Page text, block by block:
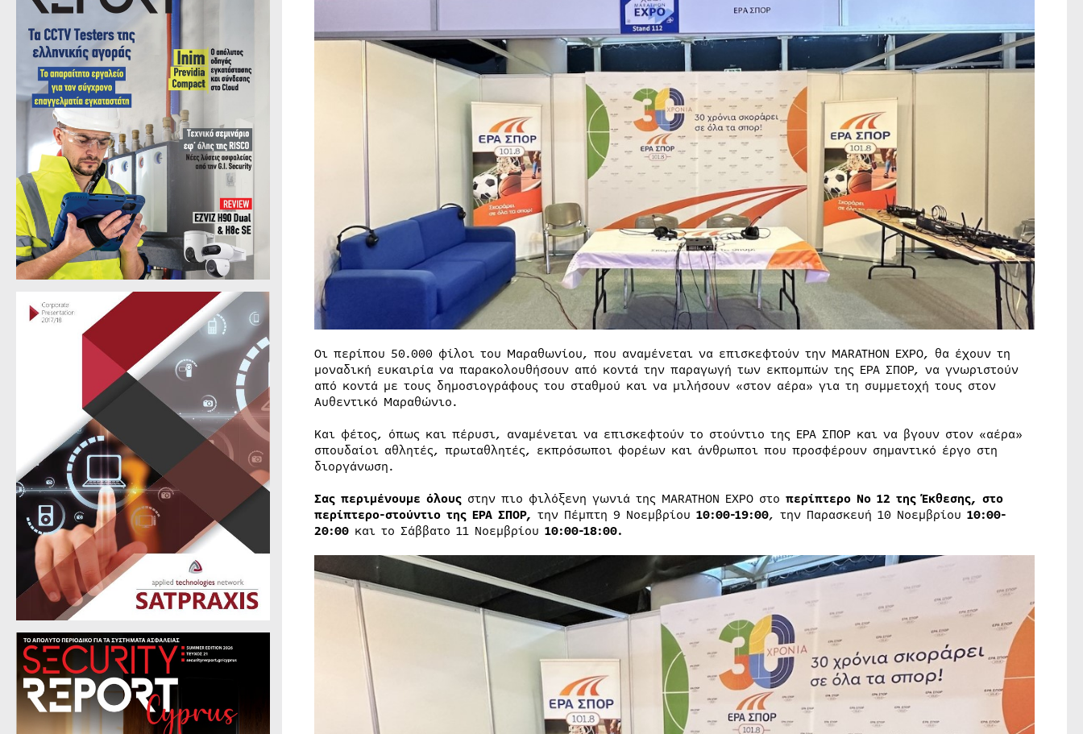
Οι περίπου 50.000 φίλοι του Μαραθωνίου, που αναμένεται να επισκεφτούν την MARATHON EXPO, θα έχουν τη
μοναδική ευκαιρία να παρακολουθήσουν από κοντά την παραγωγή των εκπομπών της ΕΡΑ ΣΠΟΡ, να γνωριστούν
από κοντά με τους δημοσιογράφους του σταθμού και να μιλήσουν «στον αέρα» για τη συμμετοχή τους στον
Αυθεντικό Μαραθώνιο.
Και φέτος, όπως και πέρυσι, αναμένεται να επισκεφτούν το στούντιο της ΕΡΑ ΣΠΟΡ και να βγουν στον «αέρα»
σπουδαίοι αθλητές, πρωταθλητές, εκπρόσωποι φορέων και άνθρωποι που προσφέρουν σημαντικό έργο στη
διοργάνωση.
Σας περιμένουμε όλουςστην πιο φιλόξενη γωνιά της MARATHON EXPO στο περίπτερο Νο 12 της Έκθεσης, στο
περίπτερο-στούντιο της ΕΡΑ ΣΠΟΡ, την Πέμπτη 9 Νοεμβρίου 10:00-19:00, την Παρασκευή 10 Νοεμβρίου 10:00-
20:00 και το Σάββατο 11 Νοεμβρίου 10:00-18:00.